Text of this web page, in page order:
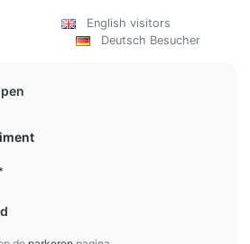
English visitors
Deutsch Besucher
*